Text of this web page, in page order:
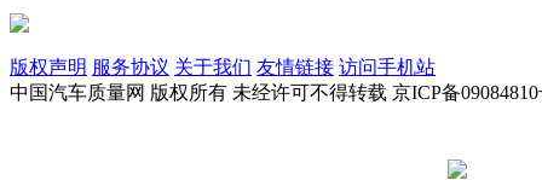
版权声明 服务协议 关于我们 友情链接 访问手机站
中国汽车质量网 版权所有 未经许可不得转载 京ICP备09084810